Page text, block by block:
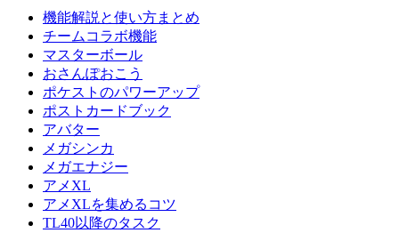
機能解説と使い方まとめ
チームコラボ機能
マスターボール
おさんぽおこう
ポケストのパワーアップ
ポストカードブック
アバター
メガシンカ
メガエナジー
アメXL
アメXLを集めるコツ
TL40以降のタスク